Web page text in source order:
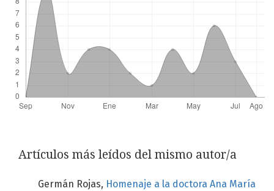
Artículos más leídos del mismo autor/a
Germán Rojas, Homenaje a la doctora Ana María